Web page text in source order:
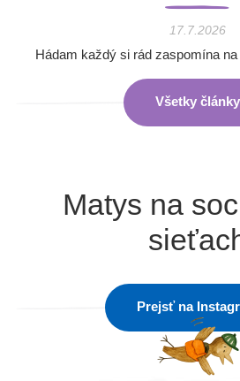
17.7.2026
Hádam každý si rád zaspomína
Všetky články
Matys na
Prejsť na